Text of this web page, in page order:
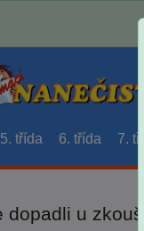
5. třída 6. třída 7.
dopadli u